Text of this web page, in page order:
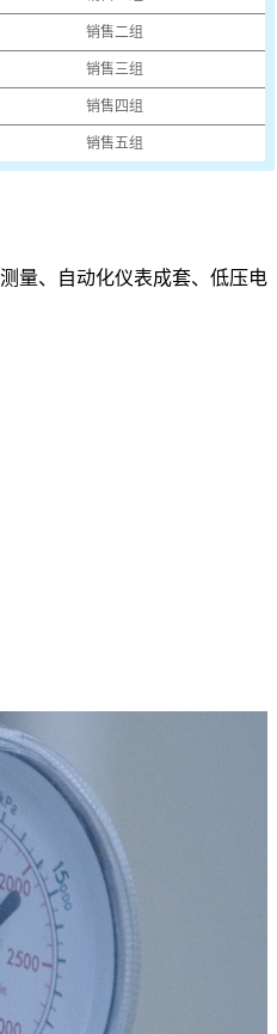
量、自动化仪表成套、低压电
销售二组
销售三组
销售四组
销售五组